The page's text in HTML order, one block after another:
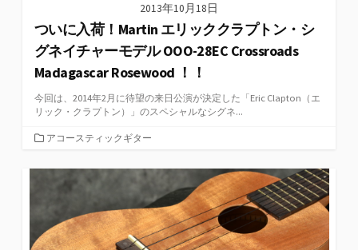
2013年10月18日
ついに入荷！Martin エリッククラプトン・シ
グネイチャーモデル OOO-28EC Crossroads
Madagascar Rosewood ！！
今回は、2014年2月に待望の来日公演が決定した「Eric Clapton（エ
リック・クラプトン）」のスペシャルなシグネ...
カ
ゴ
アコースティックギター